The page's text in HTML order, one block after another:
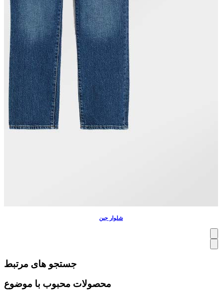
شلوار جین
جستجو های مرتبط
محصولات محبوب با موضوع